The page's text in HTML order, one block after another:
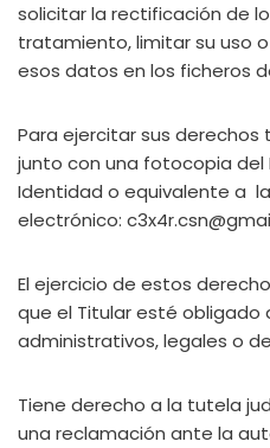
solicitar la rectificación de
tratamiento, limitar su uso
esos datos en los ficheros
Para ejercitar sus derechos
junto con una fotocopia del
Identidad o equivalente a
electrónico:
El ejercicio de estos
que el Titular esté obligado
administrativos, legales o
Tiene derecho a la tutela
una reclamación ante la